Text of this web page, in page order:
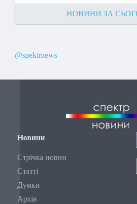
НОВИНИ ЗА
@spektrnews
Новини
Стрічка новин
Статті
Думки
Архів